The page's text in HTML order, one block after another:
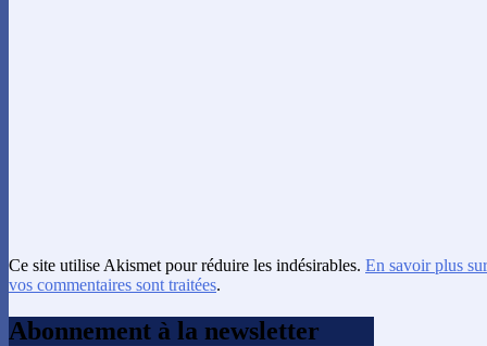
Ce site utilise Akismet pour réduire les indésirables. En savoir plus
vos commentaires sont traitées.
Abonnement à la newsletter